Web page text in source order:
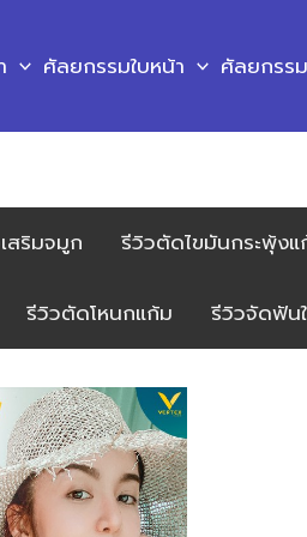
ศัลยกรรมใบหน้า ศัลยกรร
สริมจมูก รีวิวตัดไขมันกระพุ้งแ
รีวิวตัดโหนกแก้ม รีวิวจัดฟัน